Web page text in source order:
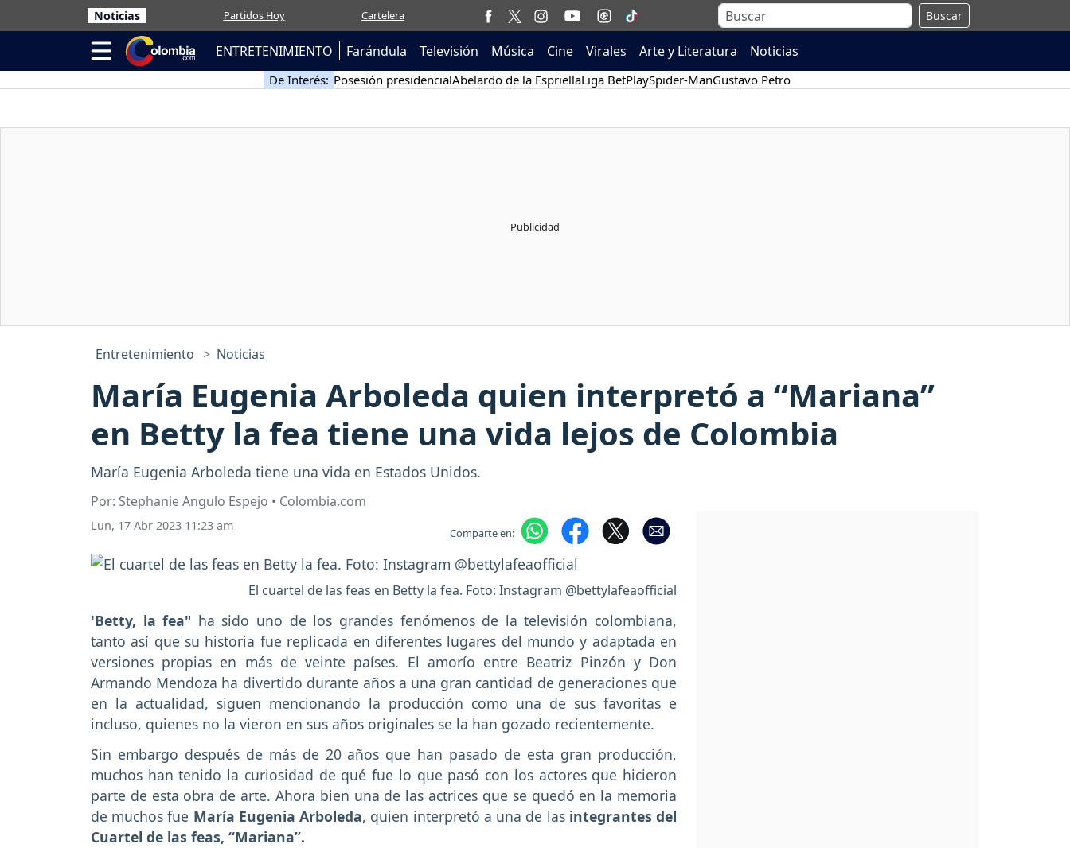
Noticias Partidos Hoy Cartelera Buscar
ENTRETENIMIENTO Farándula Televisión Música Cine Virales Arte y Literatura Noticias
De Interés: Posesión presidencialAbelardo de la EspriellaLiga BetPlaySpider-ManGustavo Petro
Entretenimiento Noticias
María Eugenia Arboleda quien interpretó a “Mariana”
en Betty la fea tiene una vida lejos de Colombia
María Eugenia Arboleda tiene una vida en Estados Unidos.
Por: Stephanie Angulo Espejo • Colombia.com
Lun, 17 Abr 2023 11:23 am Comparte en:
El cuartel de las feas en Betty la fea. Foto: Instagram @bettylafeaofficial
'Betty, la fea" ha sido uno de los grandes fenómenos de la televisión colombiana,
tanto así que su historia fue replicada en diferentes lugares del mundo y adaptada en
versiones propias en más de veinte países. El amorío entre Beatriz Pinzón y Don
Armando Mendoza ha divertido durante años a una gran cantidad de generaciones que
en la actualidad, siguen mencionando la producción como una de sus favoritas e
incluso, quienes no la vieron en sus años originales se la han gozado recientemente.
Sin embargo después de más de 20 años que han pasado de esta gran producción,
muchos han tenido la curiosidad de qué fue lo que pasó con los actores que hicieron
parte de esta obra de arte. Ahora bien una de las actrices que se quedó en la memoria
de muchos fue María Eugenia Arboleda, quien interpretó a una de las integrantes del
Cuartel de las feas, “Mariana”.